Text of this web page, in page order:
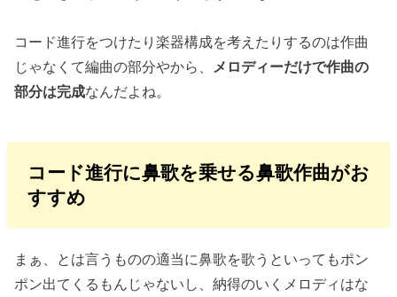
コード進行をつけたり楽器構成を考えたりするのは作曲
じゃなくて編曲の部分やから、
メロディーだけで作曲の
部分は完成なんだよね。
コード進行に鼻歌を乗せる鼻歌作曲がお
すすめ
まぁ、とは言うものの適当に鼻歌を歌うといってもポン
ポン出てくるもんじゃないし、納得のいくメロディはな